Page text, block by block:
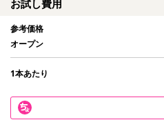
お試し費用
参考価格
オープン
1本あたり